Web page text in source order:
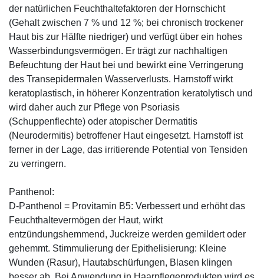
der natürlichen Feuchthaltefaktoren der Hornschicht
(Gehalt zwischen 7 % und 12 %; bei chronisch trockener
Haut bis zur Hälfte niedriger) und verfügt über ein hohes
Wasserbindungsvermögen. Er trägt zur nachhaltigen
Befeuchtung der Haut bei und bewirkt eine Verringerung
des Transepidermalen Wasserverlusts. Harnstoff wirkt
keratoplastisch, in höherer Konzentration keratolytisch und
wird daher auch zur Pflege von Psoriasis
(Schuppenflechte) oder atopischer Dermatitis
(Neurodermitis) betroffener Haut eingesetzt. Harnstoff ist
ferner in der Lage, das irritierende Potential von Tensiden
zu verringern.
Panthenol:
D-Panthenol = Provitamin B5: Verbessert und erhöht das
Feuchthaltevermögen der Haut, wirkt
entzündungshemmend, Juckreize werden gemildert oder
gehemmt. Stimmulierung der Epithelisierung: Kleine
Wunden (Rasur), Hautabschürfungen, Blasen klingen